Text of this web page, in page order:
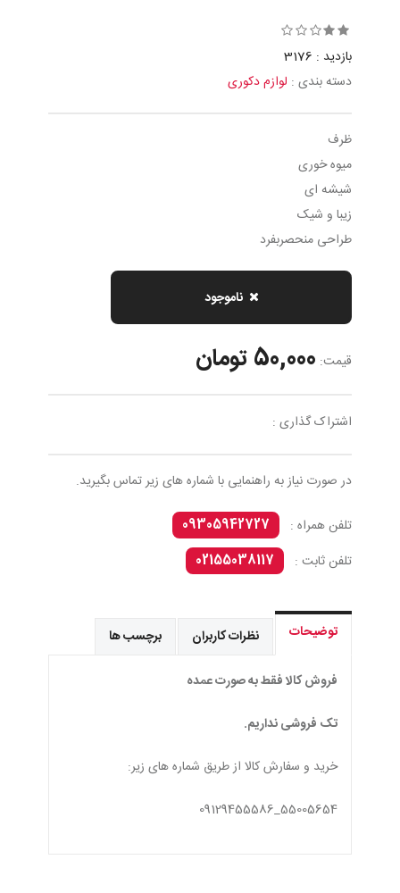
بازدید : 3176
دسته بندی : لوازم دکوری
ظرف
میوه خوری
شیشه ای
زیبا و شیک
طراحی منحصربفرد
ناموجود
قیمت: 50,000 تومان
اشتراک گذاری :
در صورت نیاز به راهنمایی با شماره های زیر تماس بگیرید.
تلفن همراه :
09305942727
تلفن ثابت :
02155038117
توضیحات نظرات کاربران برچسب ها
فروش کالا فقط به صورت عمده
تک فروشی نداریم.
خرید و سفارش کالا از طریق شماره های زیر:
55005654_09129455586